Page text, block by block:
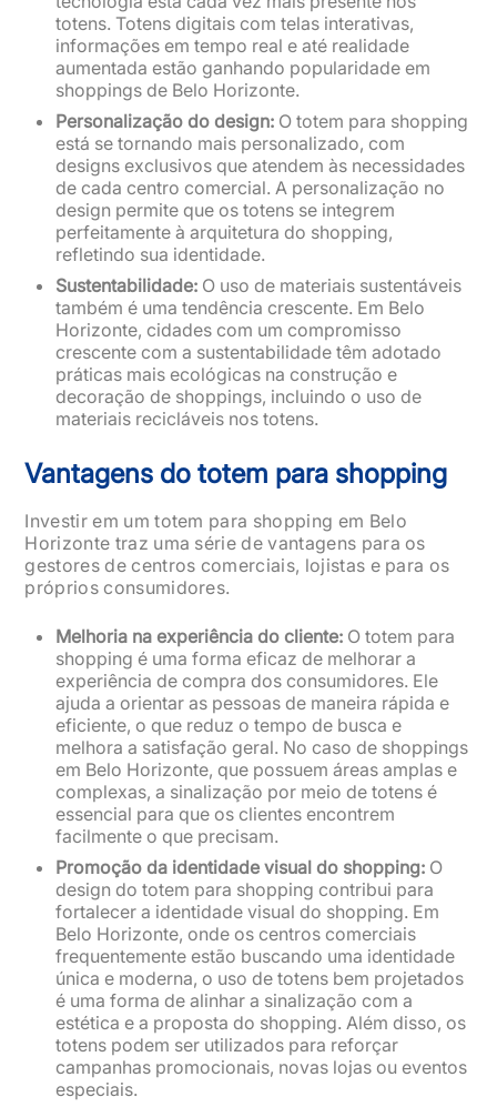
totens. Totens digitais com telas interativas,
informações em tempo real e até realidade
aumentada estão ganhando popularidade em
shoppings de Belo Horizonte.
Personalização do design: O totem para shopping
está se tornando mais personalizado, com
designs exclusivos que atendem às necessidades
de cada centro comercial. A personalização no
design permite que os totens se integrem
perfeitamente à arquitetura do shopping,
refletindo sua identidade.
Sustentabilidade: O uso de materiais sustentáveis
também é uma tendência crescente. Em Belo
Horizonte, cidades com um compromisso
crescente com a sustentabilidade têm adotado
práticas mais ecológicas na construção e
decoração de shoppings, incluindo o uso de
materiais recicláveis nos totens.
Vantagens do totem para shopping
Investir em um totem para shopping em Belo
Horizonte traz uma série de vantagens para os
gestores de centros comerciais, lojistas e para os
próprios consumidores.
Melhoria na experiência do cliente: O totem para
shopping é uma forma eficaz de melhorar a
experiência de compra dos consumidores. Ele
ajuda a orientar as pessoas de maneira rápida e
eficiente, o que reduz o tempo de busca e
melhora a satisfação geral. No caso de shoppings
em Belo Horizonte, que possuem áreas amplas e
complexas, a sinalização por meio de totens é
essencial para que os clientes encontrem
facilmente o que precisam.
Promoção da identidade visual do shopping: O
design do totem para shopping contribui para
fortalecer a identidade visual do shopping. Em
Belo Horizonte, onde os centros comerciais
frequentemente estão buscando uma identidade
única e moderna, o uso de totens bem projetados
é uma forma de alinhar a sinalização com a
estética e a proposta do shopping. Além disso, os
totens podem ser utilizados para reforçar
campanhas promocionais, novas lojas ou eventos
especiais.